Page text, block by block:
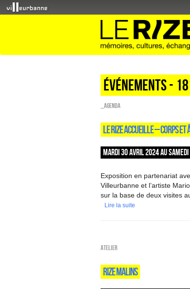
Événements -
_Agenda
LE RIZE ACCUEILLE – CORPS
MARDI 30 AVRIL 2024 AU
Exposition en partenariat
Villeurbanne et l’artiste
sur la base de deux visites
Lire la suite
Atelier
RIZE MALINS